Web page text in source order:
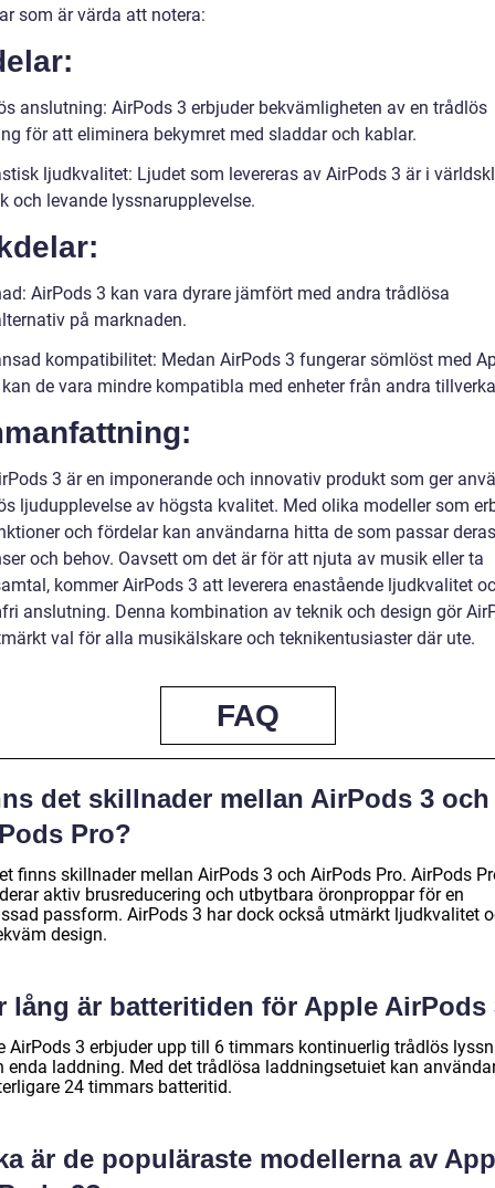
som är värda att notera:
anslutning: AirPods 3 erbjuder bekvämligheten av en trådlös
för att eliminera bekymret med sladdar och kablar.
ljudkvalitet: Ljudet som levereras av AirPods 3 är i
och levande lyssnarupplevelse.
AirPods 3 kan vara dyrare jämfört med andra trådlösa
på marknaden.
kompatibilitet: Medan AirPods 3 fungerar sömlöst med
kan de vara mindre kompatibla med enheter från andra
3 är en imponerande och innovativ produkt som ger
ljudupplevelse av högsta kvalitet. Med olika modeller som
och fördelar kan användarna hitta de som passar deras
och behov. Oavsett om det är för att njuta av musik eller ta
kommer AirPods 3 att leverera enastående ljudkvalitet
anslutning. Denna kombination av teknik och design gör
val för alla musikälskare och teknikentusiaster där ute.
FAQ
det skillnader mellan AirPods 3 och
Pro?
finns skillnader mellan AirPods 3 och AirPods Pro. AirPods
aktiv brusreducering och utbytbara öronproppar för en
passform. AirPods 3 har dock också utmärkt ljudkvalitet
design.
lång är batteritiden för Apple AirPods
AirPods 3 erbjuder upp till 6 timmars kontinuerlig trådlös
enda laddning. Med det trådlösa laddningsetuiet kan
24 timmars batteritid.
är de populäraste modellerna av